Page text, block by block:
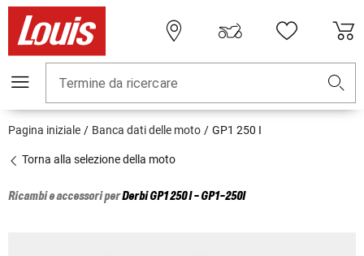
Termine da ricercare
Pagina iniziale Banca dati delle moto GP1 250 I
Torna alla selezione della moto
Ricambi e accessori perDerbiGP1 250 I - GP1-250I